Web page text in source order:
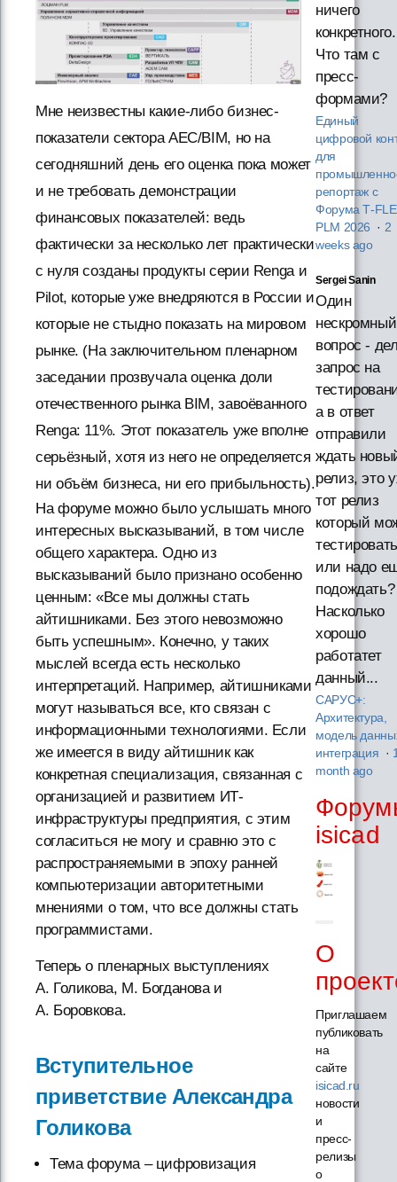
Мне неизвестны какие-либо бизнес-
показатели сектора AEC/BIM, но на
сегодняшний день его оценка пока может
и не требовать демонстрации
финансовых показателей: ведь
фактически за несколько лет практически
с нуля созданы продукты серии Renga и
Pilot, которые уже внедряются в России и
которые не стыдно показать на мировом
рынке. (На заключительном пленарном
заседании прозвучала оценка доли
отечественного рынка BIM, завоёванного
Renga: 11%. Этот показатель уже вполне
серьёзный, хотя из него не определяется
ни объём бизнеса, ни его прибыльность).
На форуме можно было услышать много
интересных высказываний, в том числе
общего характера. Одно из
высказываний было признано особенно
ценным: «Все мы должны стать
айтишниками. Без этого невозможно
быть успешным». Конечно, у таких
мыслей всегда есть несколько
интерпретаций. Например, айтишниками
могут называться все, кто связан с
информационными технологиями. Если
же имеется в виду айтишник как
конкретная специализация, связанная с
организацией и развитием ИТ-
инфраструктуры предприятия, с этим
согласиться не могу и сравню это с
распространяемыми в эпоху ранней
компьютеризации авторитетными
мнениями о том, что все должны стать
программистами.
Теперь о пленарных выступлениях
А. Голикова, М. Богданова и
А. Боровкова.
Вступительное
приветствие Александра
Голикова
Тема форума – цифровизация
ничего
конкретного.
Что там с
пресс-
формами?
Единый
цифровой
для
репортаж с
Форума
PLM 2026 · 2
weeks ago
Sergei Sanin
Один
нескромный
вопрос -
запрос на
а в ответ
отправили
ждать
релиз, это
тот релиз
который
или надо
подождать?
Насколько
хорошо
работатет
данный...
САРУС+:
Архитектура,
модель
интеграция ·
month ago
isicad
О
Приглашаем
публиковать
на
сайте
isicad.ru
новости
и
пресс-
релизы
о